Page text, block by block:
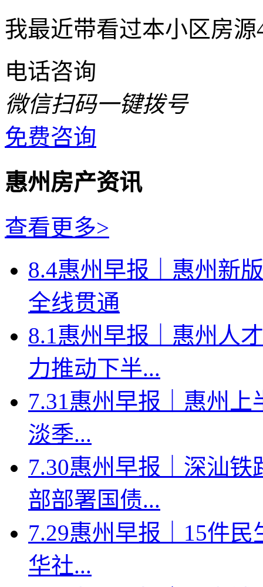
我最近带看过本小区房
电话咨询
微信扫码一键拨号
免费咨询
惠州房产资讯
查看更多>
8.4惠州早报｜惠州新
全线贯通
8.1惠州早报｜惠州人
力推动下半...
7.31惠州早报｜惠州上
淡季...
7.30惠州早报｜深汕
部部署国债...
7.29惠州早报｜15件
华社...